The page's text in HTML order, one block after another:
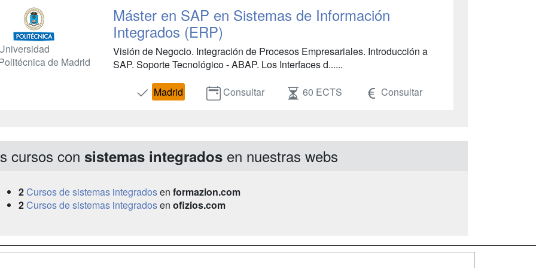
de Madrid
Máster en SAP en Sistemas de Información
Integrados (ERP)
Visión de Negocio. Integración de Procesos Empresariales. Introducción a
SAP. Soporte Tecnológico - ABAP. Los Interfaces d......
Madrid
Consultar 60 ECTS Consultar
cursos con sistemas integrados en nuestras webs
2Cursos de sistemas integradosen formazion.com
2Cursos de sistemas integradosen ofizios.com